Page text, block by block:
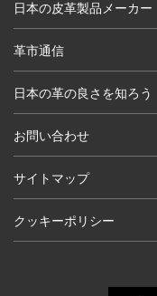
日本の皮革製品メーカー
革市通信
日本の革の良さを知ろう
お問い合わせ
サイトマップ
クッキーポリシー